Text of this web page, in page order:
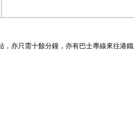
，亦只需十餘分鐘，亦有巴士專線來往港鐵